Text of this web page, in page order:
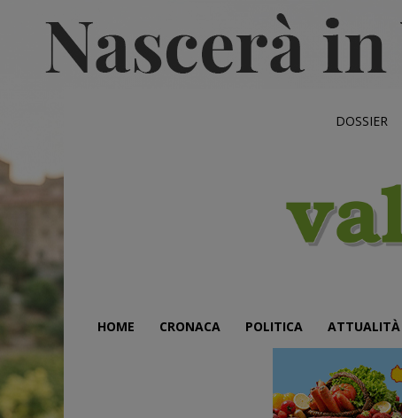
DOSSIER
HOME CRONACA POLITICA ATTUALITÀ